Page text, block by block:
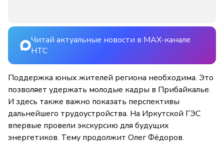
Читай актуальные новости в MAX-канале
НТС
Поддержка юных жителей региона необходима. Это
позволяет удержать молодые кадры в Прибайкалье.
И здесь также важно показать перспективы
дальнейшего трудоустройства. На Иркутской ГЭС
впервые провели экскурсию для будущих
энергетиков. Тему продолжит Олег Фёдоров.